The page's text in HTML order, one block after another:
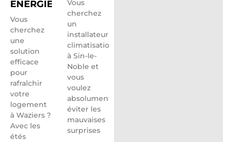
ENERGIES
Vous
cherchez
une
solution
efficace
pour
rafraîchir
votre
logement
à Waziers ?
Avec les
étés
Vous
cherchez
un
installateur
climatisation
à Sin-le-
Noble et
vous
voulez
absolument
éviter les
mauvaises
surprises